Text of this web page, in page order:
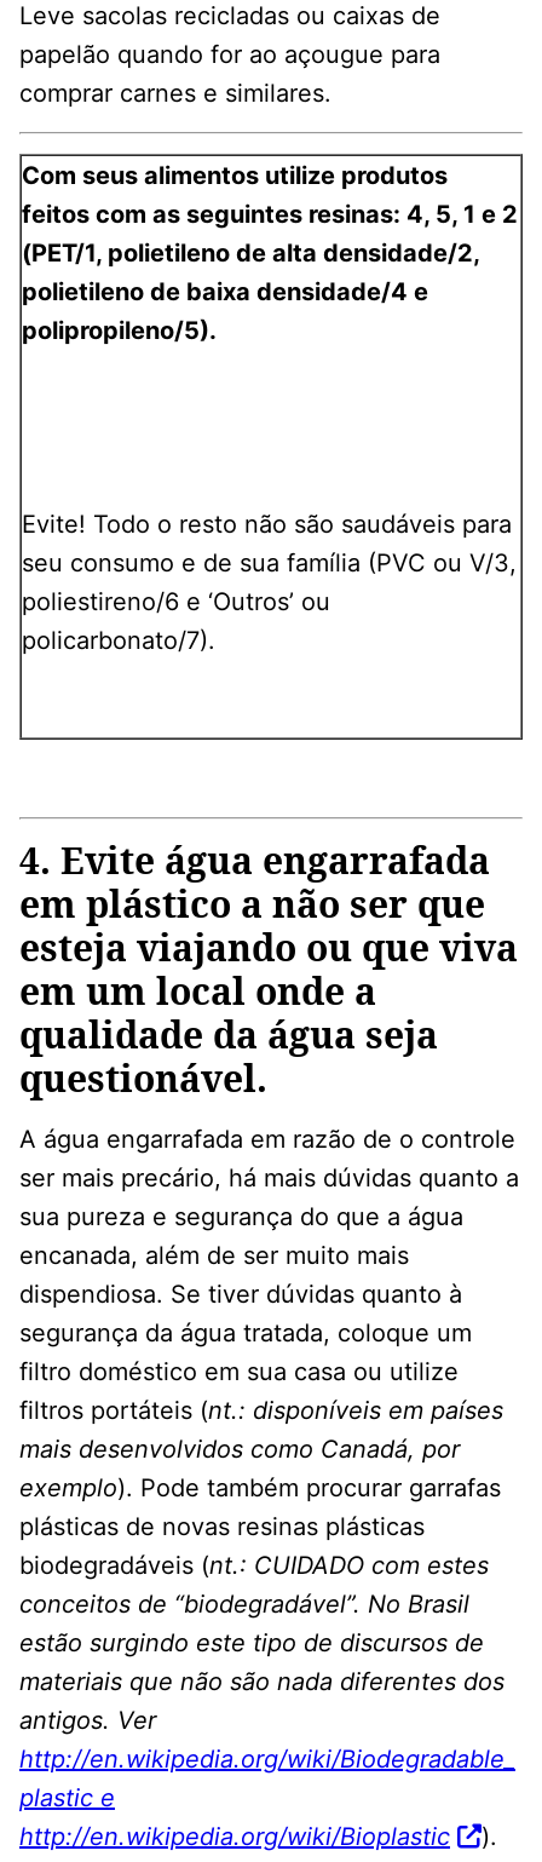
Leve sacolas recicladas ou caixas de
papelão quando for ao açougue para
comprar carnes e similares.
Com seus alimentos utilize produtos
feitos com as seguintes resinas: 4, 5, 1 e 2
(PET/1, polietileno de alta densidade/2,
polietileno de baixa densidade/4 e
polipropileno/5).
Evite! Todo o resto não são saudáveis para
seu consumo e de sua família (PVC ou V/3,
poliestireno/6 e ‘Outros’ ou
policarbonato/7).
4. Evite água engarrafada
em plástico a não ser que
esteja viajando ou que viva
em um local onde a
qualidade da água seja
questionável.
A água engarrafada em razão de o controle
ser mais precário, há mais dúvidas quanto a
sua pureza e segurança do que a água
encanada, além de ser muito mais
dispendiosa. Se tiver dúvidas quanto à
segurança da água tratada, coloque um
filtro doméstico em sua casa ou utilize
filtros portáteis (nt.: disponíveis em países
mais desenvolvidos como Canadá, por
exemplo). Pode também procurar garrafas
plásticas de novas resinas plásticas
biodegradáveis (nt.: CUIDADO com estes
conceitos de “biodegradável”. No Brasil
estão surgindo este tipo de discursos de
materiais que não são nada diferentes dos
antigos. Ver
http://en.wikipedia.org/wiki/Biodegradable_
plastic e
http://en.wikipedia.org/wiki/Bioplastic
).